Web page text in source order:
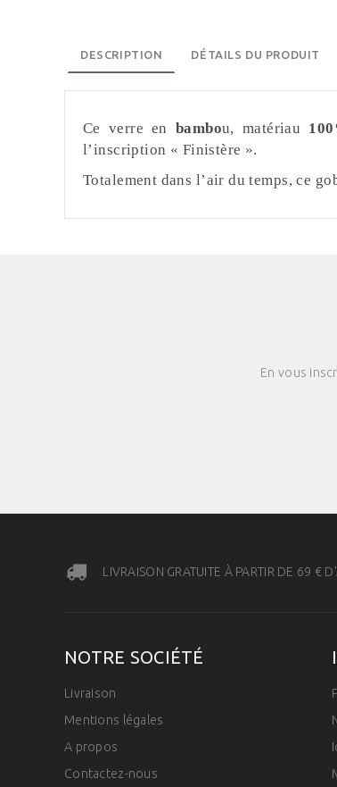
DESCRIPTION DÉTAILS DU PRODUIT
Ce verre en bambou, matériau
l’inscription « Finistère ».
Totalement dans l’air du temps, ce
En vous
LIVRAISON GRATUITE À PARTIR DE 69 €
NOTRE SOCIÉTÉ
Livraison
Mentions légales
A propos
Contactez-nous